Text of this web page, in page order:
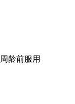
龄前服用